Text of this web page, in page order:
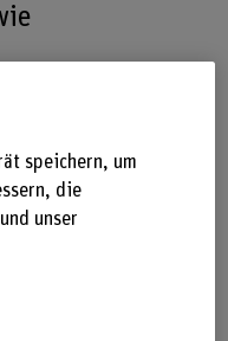
Master
speichern, um
die
unser